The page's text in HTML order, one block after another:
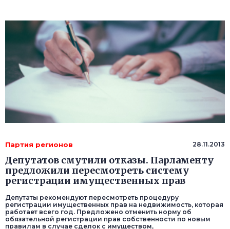
Партия регионов 28.11.2013
Депутатов смутили отказы. Парламенту
предложили пересмотреть систему
регистрации имущественных прав
Депутаты рекомендуют пересмотреть процедуру
регистрации имущественных прав на недвижимость, которая
работает всего год. Предложено отменить норму об
обязательной регистрации прав собственности по новым
правилам в случае сделок с имуществом,